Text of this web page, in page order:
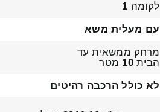
לקומה 1
עם מעלית משא
מרחק ממשאית עד
הבית10 מטר
לא כולל הרכבה רהיטים